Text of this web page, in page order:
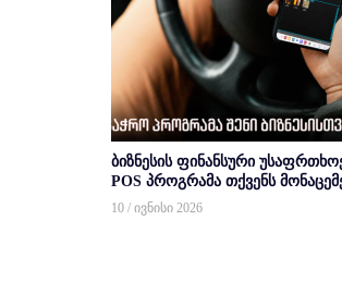
ბიზნესის ფინანსური
POS პროგრამა თქვენს
10 / ივნისი 2026